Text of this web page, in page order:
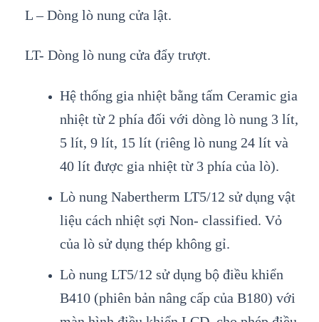
L – Dòng lò nung cửa lật.
LT- Dòng lò nung cửa đẩy trượt.
Hệ thống gia nhiệt bằng tấm Ceramic gia
nhiệt từ 2 phía đối với dòng lò nung 3 lít,
5 lít, 9 lít, 15 lít (riêng lò nung 24 lít và
40 lít được gia nhiệt từ 3 phía của lò).
Lò nung Nabertherm LT5/12 sử dụng vật
liệu cách nhiệt sợi Non- classified. Vỏ
của lò sử dụng thép không gỉ.
Lò nung LT5/12 sử dụng bộ điều khiển
B410 (phiên bản nâng cấp của B180) với